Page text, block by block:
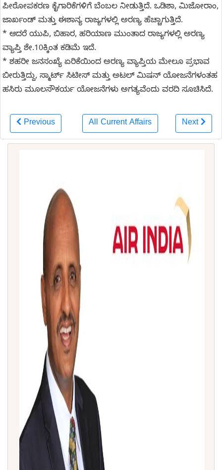
ಪೀಠೋಪಕರಣ ಕೈಗಾರಿಕೆಗಳಿಗೆ ಬೆಂಬಲ ನೀಡುತ್ತಿದೆ. ಒಡಿಶಾ, ಮಿಜೋರಾಂ,
ಜಾರ್ಖಂಡ್ ಮತ್ತು ಈಶಾನ್ಯ ರಾಜ್ಯಗಳಲ್ಲಿ ಅರಣ್ಯ ಹೆಚ್ಚಾಗುತ್ತಿದೆ.
* ಆದರೆ ಯುಪಿ, ಬಿಹಾರ, ಹರಿಯಾಣ ಮುಂತಾದ ರಾಜ್ಯಗಳಲ್ಲಿ ಅರಣ್ಯ
ವ್ಯಾಪ್ತಿ ಶೇ.10ಕ್ಕಿಂತ ಕಡಿಮೆ ಇದೆ.
* ಶಹರೀ ಜನಸಂಖ್ಯೆ ಏರಿಕೆಯಿಂದ ಅರಣ್ಯ ವ್ಯಾಪ್ತಿಯ ಮೇಲೂ ಪ್ರಭಾವ
ಬೀರುತ್ತಿದ್ದು, ಸ್ಮಾರ್ಟ್ ಸಿಟೀಸ್ ಮತ್ತು ಅಟಲ್ ಮಿಷನ್ ಯೋಜನೆಗಳಂತಹ
ಹಸಿರು ಮೂಲಸೌಕರ್ಯ ಯೋಜನೆಗಳು ಅಗತ್ಯವೆಂದು ವರದಿ ಸೂಚಿಸಿದೆ.
Previous All Current Affairs Next